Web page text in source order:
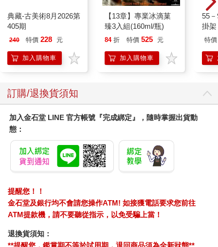
典藏-古美術8月2026第
405期
240 特價 228 元
加入購物車
【13章】專業冰滴菓
臻3入組(160ml/瓶)
84 折 特價 525 元
加入購物車
55
掛架
特價
訂購/退換貨須知
加入金石堂 LINE 官方帳號『完成綁定』，隨時掌握出貨動
態：
提醒您！！
金石堂及銀行均不會請您操作ATM! 如接獲電話要求您前往
ATM提款機，請不要聽從指示，以免受騙上當！
退換貨須知：